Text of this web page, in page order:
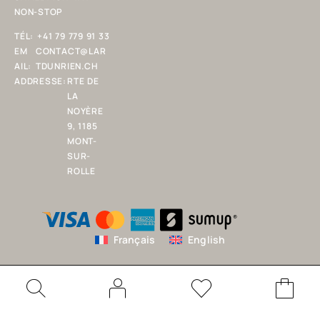
NON-STOP
TÉL: +41 79 779 91 33
EM
AIL:
CONTACT@LAR
TDUNRIEN.CH
ADDRESSE: RTE DE
LA
NOYÈRE
9, 1185
MONT-
SUR-
ROLLE
Français English